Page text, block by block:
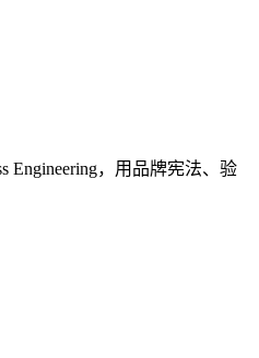
，用品牌宪法、验